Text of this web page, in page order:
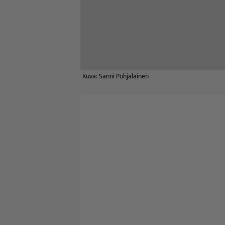
Kuva: Sanni Pohjalainen